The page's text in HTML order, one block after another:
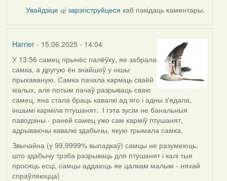
Увайдзіце цізарэгіструйцеся каб пакідаць каментары.
Harrier- 15.06.2025 - 14:04
У 13:56 самец прынёс палёўку, яе забрала
самка, а другую ён знайшоў у нішы
прыхаваную. Самка пачала карміць сваёй
малых, але потым пачаў разрываць сваю
самец, яна стала браць кавалкі ад яго і адны з'ядала,
іншымі карміла птушанят. І гэта зусім не банальныя
паводзіны - раней самец ужо сам карміў птушанят,
адрываючы кавалкі здабычы, якую трымала самка.
Звычайна (у 99,9999% выпадкаў) самцы не разумеюць,
што здабычу трэба разрываць для птушанят і калі тыя
просяць есці, самцы аддаюць яе цалкам малым - няхай
спраўляюцца)